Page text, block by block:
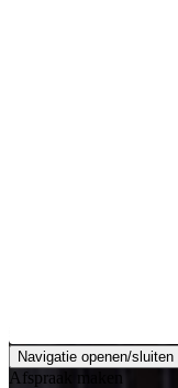
Navigatie openen/sluiten
Afspraak maken